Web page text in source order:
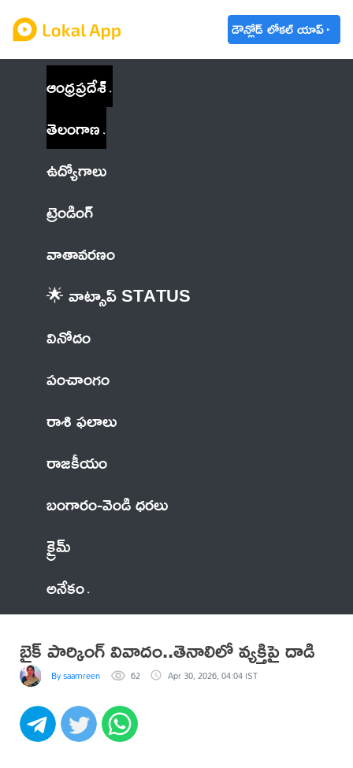
డౌన్లోడ్ లోకల్ యాప్
ఆంధ్రప్రదేశ్
తెలంగాణ
ఉద్యోగాలు
ట్రెండింగ్
వాతావరణం
🌟 వాట్సాప్ STATUS
వినోదం
పంచాంగం
రాశి ఫలాలు
రాజకీయం
బంగారం-వెండి ధరలు
క్రైమ్
అనేకం
బైక్ పార్కింగ్ వివాదం..తెనాలిలో వ్యక్తిపై దాడి
By saamreen 62 Apr 30, 2026, 04:04 IST